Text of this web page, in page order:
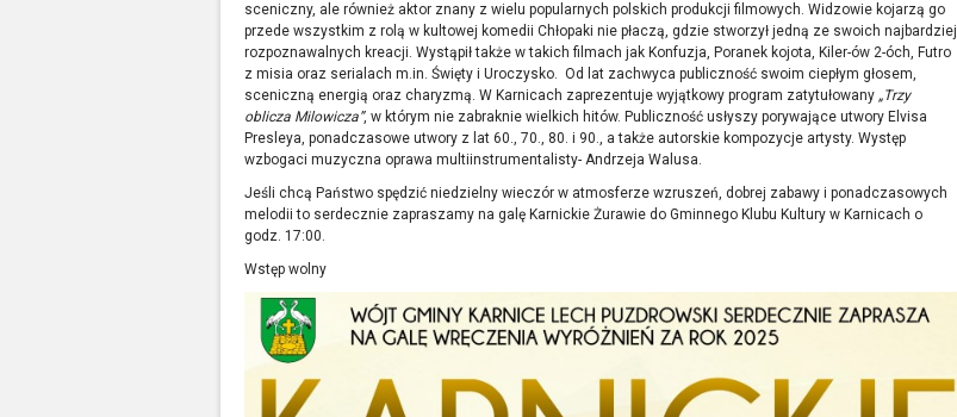
sceniczny, ale również aktor znany z wielu popularnych polskich produkcji filmowych. Widzowie kojarzą go
przede wszystkim z rolą w kultowej komedii Chłopaki nie płaczą, gdzie stworzył jedną ze swoich najbardziej
rozpoznawalnych kreacji. Wystąpił także w takich filmach jak Konfuzja, Poranek kojota, Kiler-ów 2-óch, Futro
z misia oraz serialach m.in. Święty i Uroczysko. Od lat zachwyca publiczność swoim ciepłym głosem,
sceniczną energią oraz charyzmą. W Karnicach zaprezentuje wyjątkowy program zatytułowany „Trzy
oblicza Milowicza”, w którym nie zabraknie wielkich hitów. Publiczność usłyszy porywające utwory Elvisa
Presleya, ponadczasowe utwory z lat 60., 70., 80. i 90., a także autorskie kompozycje artysty. Występ
wzbogaci muzyczna oprawa multiinstrumentalisty- Andrzeja Walusa.
Jeśli chcą Państwo spędzić niedzielny wieczór w atmosferze wzruszeń, dobrej zabawy i ponadczasowych
melodii to serdecznie zapraszamy na galę Karnickie Żurawie do Gminnego Klubu Kultury w Karnicach o
godz. 17:00.
Wstęp wolny